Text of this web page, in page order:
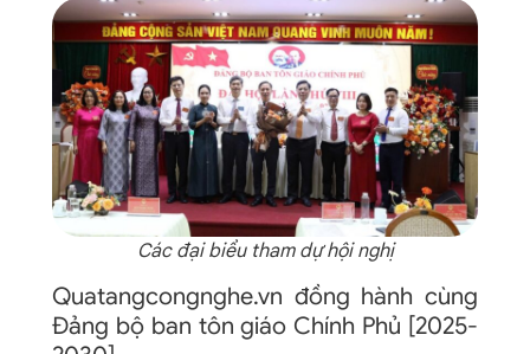
Các đại biểu tham dự hội nghị
Quatangcongnghe.vn đồng hành cùng
Đảng bộ ban tôn giáo Chính Phủ [2025-